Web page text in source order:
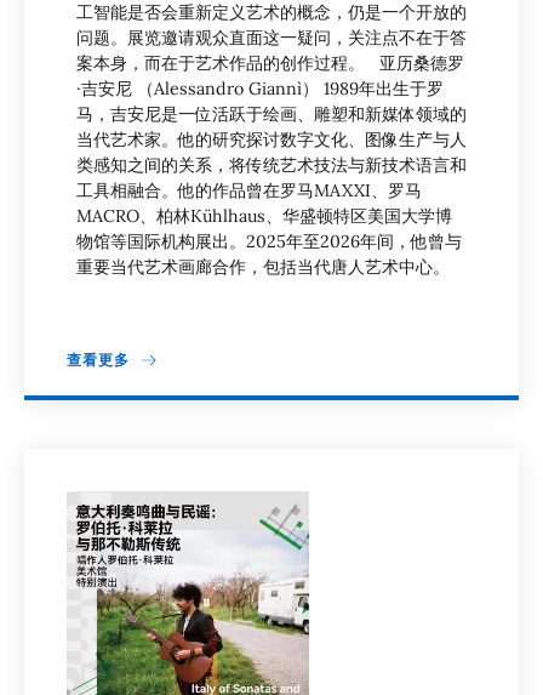
工智能是否会重新定义艺术的概念，仍是一个开放的
问题。展览邀请观众直面这一疑问，关注点不在于答
案本身，而在于艺术作品的创作过程。 亚历桑德罗
·吉安尼 （Alessandro Giannì） 1989年出生于罗
马，吉安尼是一位活跃于绘画、雕塑和新媒体领域的
当代艺术家。他的研究探讨数字文化、图像生产与人
类感知之间的关系，将传统艺术技法与新技术语言和
工具相融合。他的作品曾在罗马MAXXI、罗马
MACRO、柏林Kühlhaus、华盛顿特区美国大学博
物馆等国际机构展出。2025年至2026年间，他曾与
重要当代艺术画廊合作，包括当代唐人艺术中心。
查看更多